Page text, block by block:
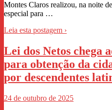
Montes Claros realizou, na noite
especial para …
Leia esta postagem ›
Lei dos Netos chega
para obtenção da
por descendentes
24 de outubro de 2025